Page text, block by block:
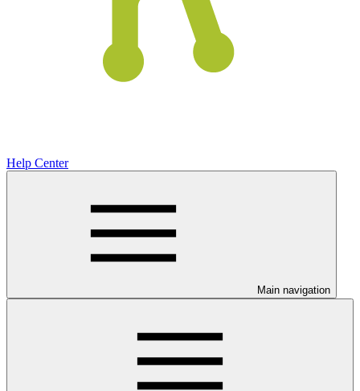
Help Center
Main navigation